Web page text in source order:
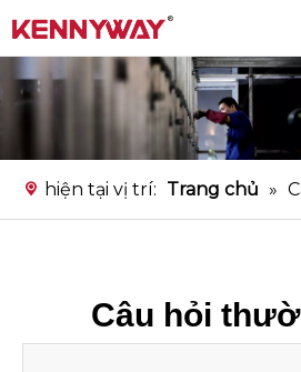
hiện tại vị trí: Trang chủ »
Câu hỏi